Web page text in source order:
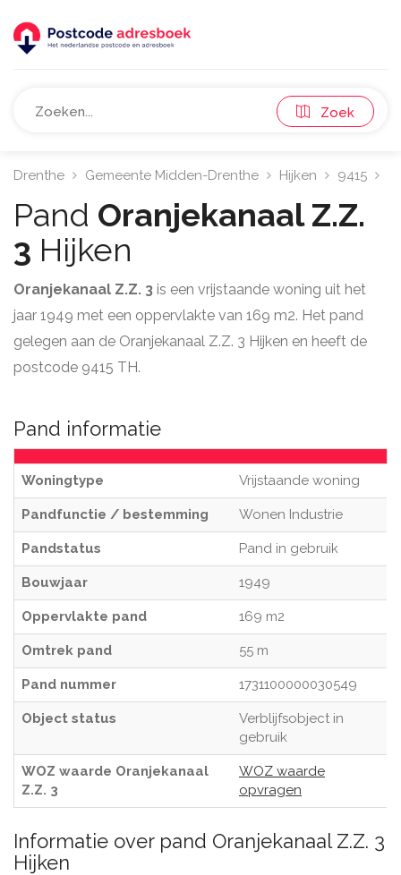
Zoek
Drenthe Gemeente Midden-Drenthe Hijken 9415
Pand Oranjekanaal Z.Z.
3 Hijken
Oranjekanaal Z.Z. 3 is een vrijstaande woning uit het
jaar 1949 met een oppervlakte van 169 m2. Het pand
gelegen aan de Oranjekanaal Z.Z. 3 Hijken en heeft de
postcode 9415 TH.
Pand informatie
Woningtype Vrijstaande woning
Pandfunctie / bestemming Wonen Industrie
Pandstatus Pand in gebruik
Bouwjaar 1949
Oppervlakte pand 169 m2
Omtrek pand 55 m
Pand nummer 1731100000030549
Object status
Verblijfsobject in
gebruik
WOZ waarde Oranjekanaal
Z.Z. 3
WOZ waarde
opvragen
Informatie over pand Oranjekanaal Z.Z. 3
Hijken